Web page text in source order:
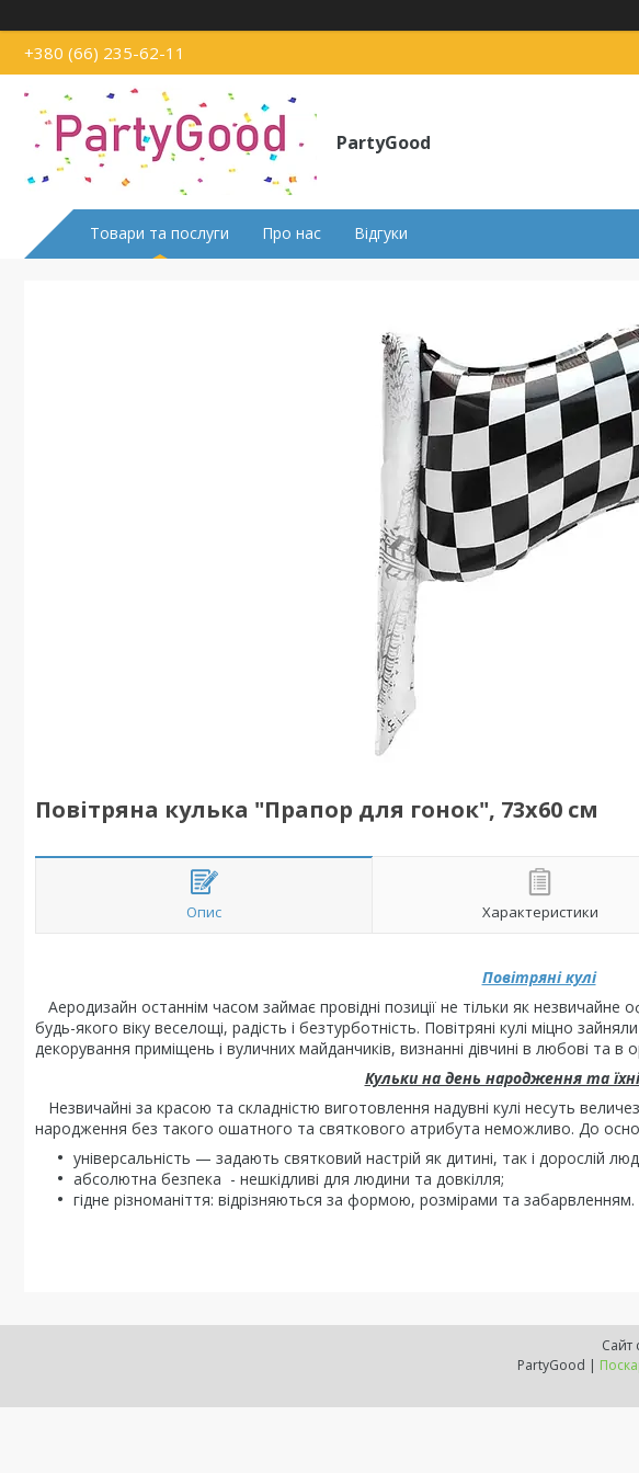
+380 (66) 235-62-11
PartyGood
Товари та послуги Про нас Відгуки
Повітряна кулька "Прапор для гонок", 73х60 см
Опис Характеристики
Повітряні кулі
Аеродизайн останнім часом займає провідні позиції не тільки як
будь-якого віку веселощі, радість і безтурботність. Повітряні кулі міцно
декорування приміщень і вуличних майданчиків, визнанні дівчині в любові та в
Кульки на день народження та
Незвичайні за красою та складністю виготовлення надувні кулі несуть
народження без такого ошатного та святкового атрибута неможливо. До
універсальність — задають святковий настрій як дитині, так і дорослій
абсолютна безпека - нешкідливі для людини та довкілля;
гідне різноманіття: відрізняються за формою, розмірами та забарвленням.
Сайт
PartyGood |